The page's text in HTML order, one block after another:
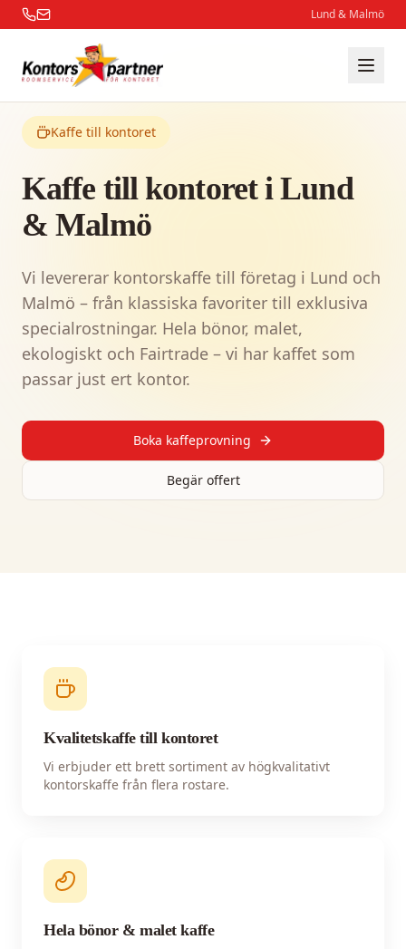
Lund & Malmö
Kaffe till kontoret
Kaffe till kontoret i Lund
& Malmö
Vi levererar kontorskaffe till företag i Lund och
Malmö – från klassiska favoriter till exklusiva
specialrostningar. Hela bönor, malet,
ekologiskt och Fairtrade – vi har kaffet som
passar just ert kontor.
Boka kaffeprovning
Begär offert
Kvalitetskaffe till kontoret
Vi erbjuder ett brett sortiment av högkvalitativt
kontorskaffe från flera rostare.
Hela bönor & malet kaffe